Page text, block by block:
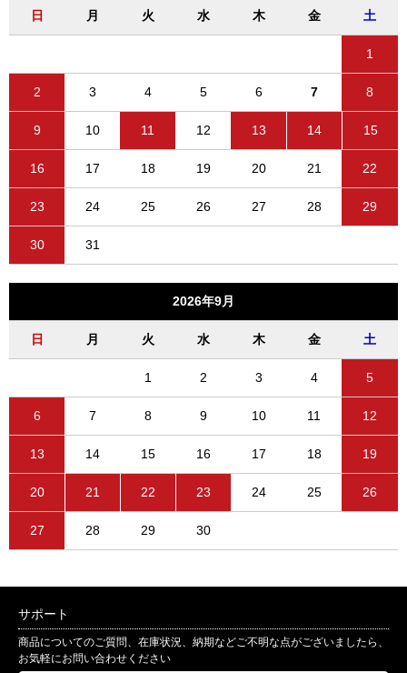
日 月 火 水 木 金 土
1
2 3 4 5 6 7 8
9 10 11 12 13 14 15
16 17 18 19 20 21 22
23 24 25 26 27 28 29
30 31
2026年9月
日 月 火 水 木 金 土
1 2 3 4 5
6 7 8 9 10 11 12
13 14 15 16 17 18 19
20 21 22 23 24 25 26
27 28 29 30
サポート
商品についてのご質問、在庫状況、納期などご不明な点がございましたら、
お気軽にお問い合わせください